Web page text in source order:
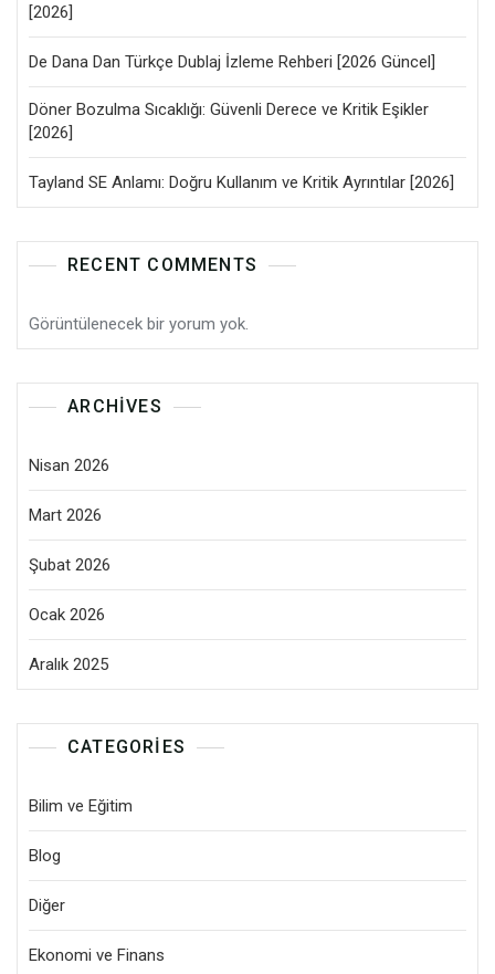
[2026]
De Dana Dan Türkçe Dublaj İzleme Rehberi [2026 Güncel]
Döner Bozulma Sıcaklığı: Güvenli Derece ve Kritik Eşikler
[2026]
Tayland SE Anlamı: Doğru Kullanım ve Kritik Ayrıntılar [2026]
RECENT COMMENTS
Görüntülenecek bir yorum yok.
ARCHIVES
Nisan 2026
Mart 2026
Şubat 2026
Ocak 2026
Aralık 2025
CATEGORIES
Bilim ve Eğitim
Blog
Diğer
Ekonomi ve Finans